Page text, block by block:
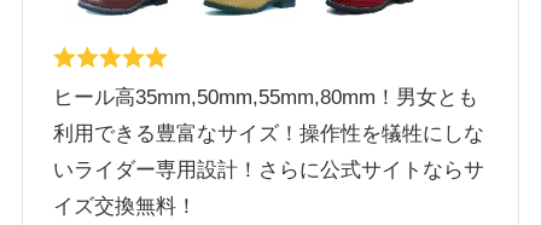
ヒール高35mm,50mm,55mm,80mm！男女とも
利用できる豊富なサイズ！操作性を犠牲にしな
いライダー専用設計！さらに公式サイトならサ
イズ交換無料！